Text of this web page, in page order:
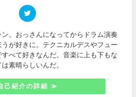
。おっさんになってからドラム演奏
うが好きに。テクニカルデスやフュー
べて好きなんだ。音楽に上も下もな
素晴らしいんだ。
己紹介の詳細 ≫